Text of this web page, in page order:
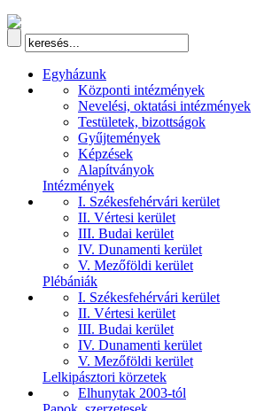
Egyházunk
Központi intézmények
Nevelési, oktatási intézmények
Testületek, bizottságok
Gyűjtemények
Képzések
Alapítványok
Intézmények
I. Székesfehérvári kerület
II. Vértesi kerület
III. Budai kerület
IV. Dunamenti kerület
V. Mezőföldi kerület
Plébániák
I. Székesfehérvári kerület
II. Vértesi kerület
III. Budai kerület
IV. Dunamenti kerület
V. Mezőföldi kerület
Lelkipásztori körzetek
Elhunytak 2003-tól